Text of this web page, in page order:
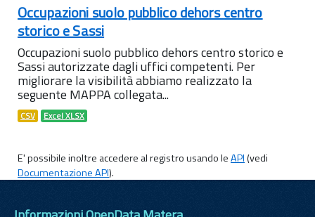
Occupazioni suolo pubblico dehors centro
storico e Sassi
Occupazioni suolo pubblico dehors centro storico e
Sassi autorizzate dagli uffici competenti. Per
migliorare la visibilità abbiamo realizzato la
seguente MAPPA collegata...
CSV Excel XLSX
E' possibile inoltre accedere al registro usando leAPI(vedi
Documentazione API).